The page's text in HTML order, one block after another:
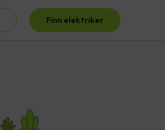
Finn elektriker